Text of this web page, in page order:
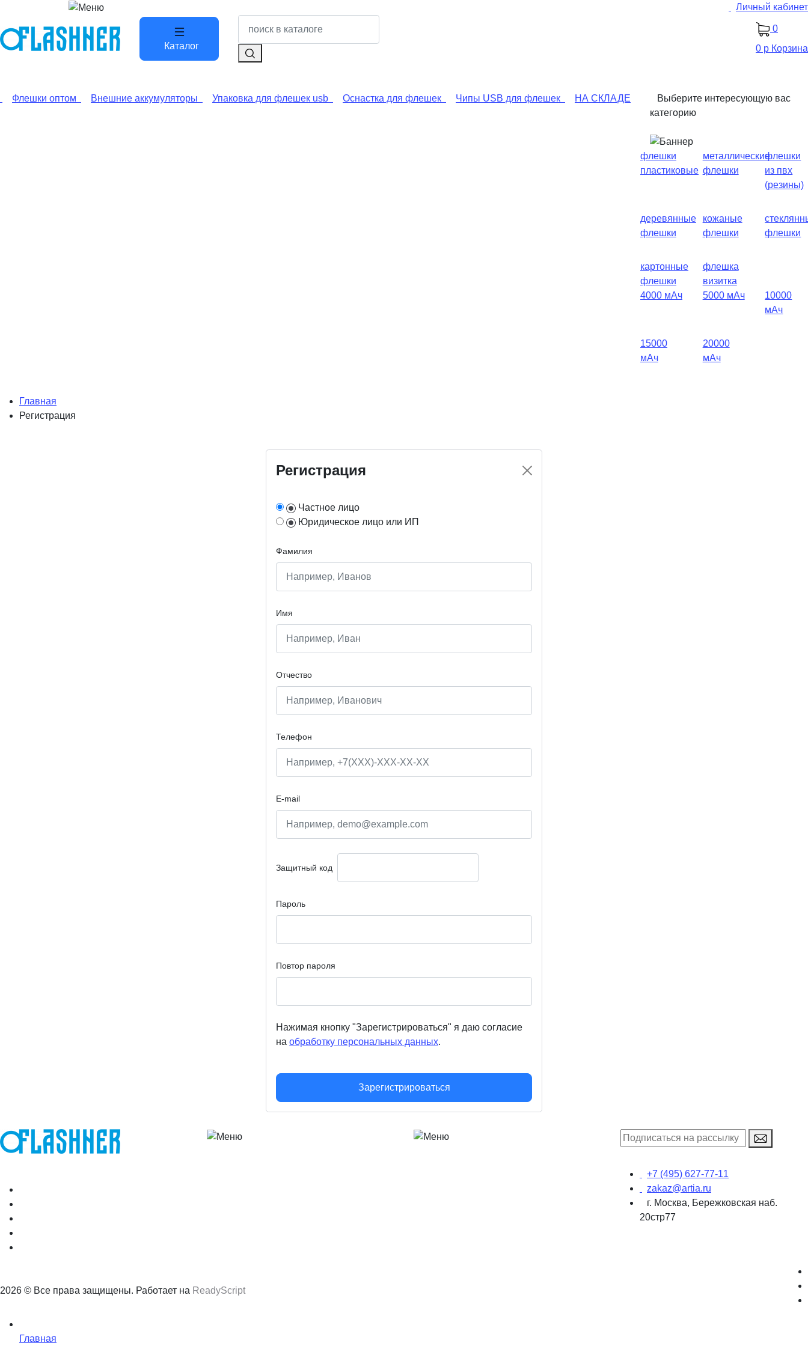
Личный кабинет
Каталог
0
0 р Корзина
Флешки оптом Внешние аккумуляторы Упаковка для флешек usb Оснастка для флешек Чипы USB для флешек НА СКЛАДЕ
Выберите интересующую вас
категорию
флешки
пластиковые
металлические
флешки
флешки
из пвх
(резины)
деревянные
флешки
кожаные
флешки
флешки
картонные
флешки
флешка
визитка
4000 мАч
5000 мАч
10000
мАч
15000
мАч
20000
мАч
Главная
Регистрация
Регистрация
Частное лицо
Юридическое лицо или ИП
Фамилия
Имя
Отчество
Телефон
E-mail
Защитный код
Пароль
Повтор пароля
Нажимая кнопку "Зарегистрироваться" я даю согласие
на обработку персональных данных.
Зарегистрироваться
+7 (495) 627-77-11
zakaz@artia.ru
г. Москва, Бережковская наб.
20стр77
2026 © Все права защищены. Работает на ReadyScript
Главная